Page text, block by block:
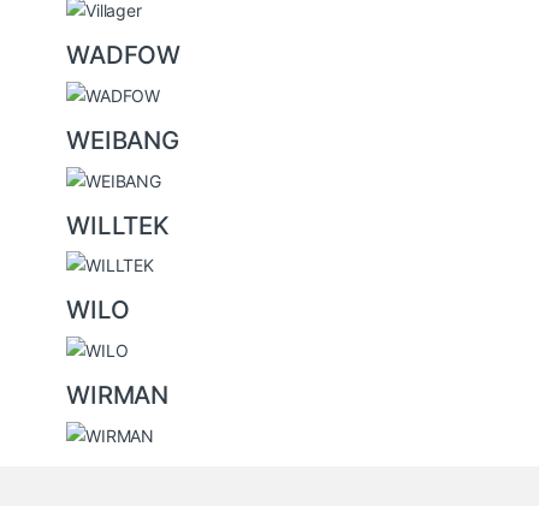
WADFOW
WEIBANG
WILLTEK
WILO
WIRMAN